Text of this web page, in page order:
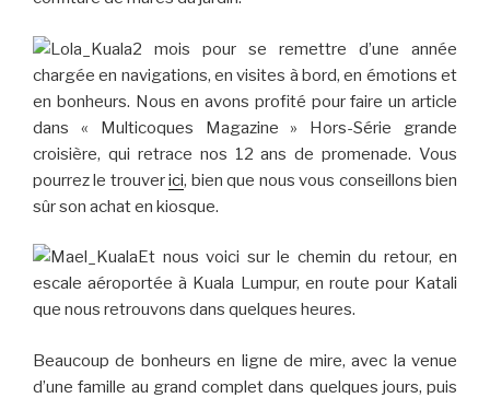
2 mois pour se remettre d’une année
chargée en navigations, en visites à bord, en émotions et
en bonheurs. Nous en avons profité pour faire un article
dans « Multicoques Magazine » Hors-Série grande
croisière, qui retrace nos 12 ans de promenade. Vous
pourrez le trouverici, bien que nous vous conseillons bien
sûr son achat en kiosque.
Et nous voici sur le chemin du retour, en
escale aéroportée à Kuala Lumpur, en route pour Katali
que nous retrouvons dans quelques heures.
Beaucoup de bonheurs en ligne de mire, avec la venue
d’une famille au grand complet dans quelques jours, puis